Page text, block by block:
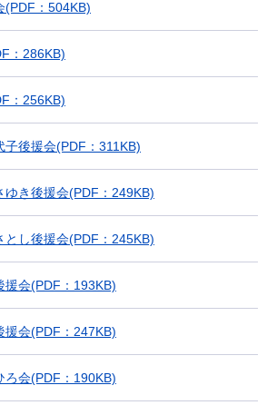
(PDF：504KB)
：286KB)
：256KB)
子後援会(PDF：311KB)
ゆき後援会(PDF：249KB)
とし後援会(PDF：245KB)
援会(PDF：193KB)
援会(PDF：247KB)
ろ会(PDF：190KB)